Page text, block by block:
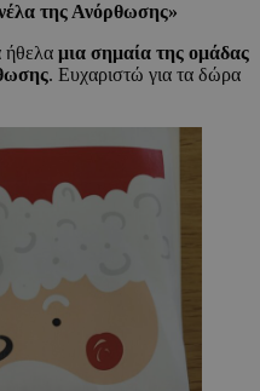
της Ανόρθωσης»
ήθελα μια σημαία της ομάδας
. Ευχαριστώ για τα δώρα